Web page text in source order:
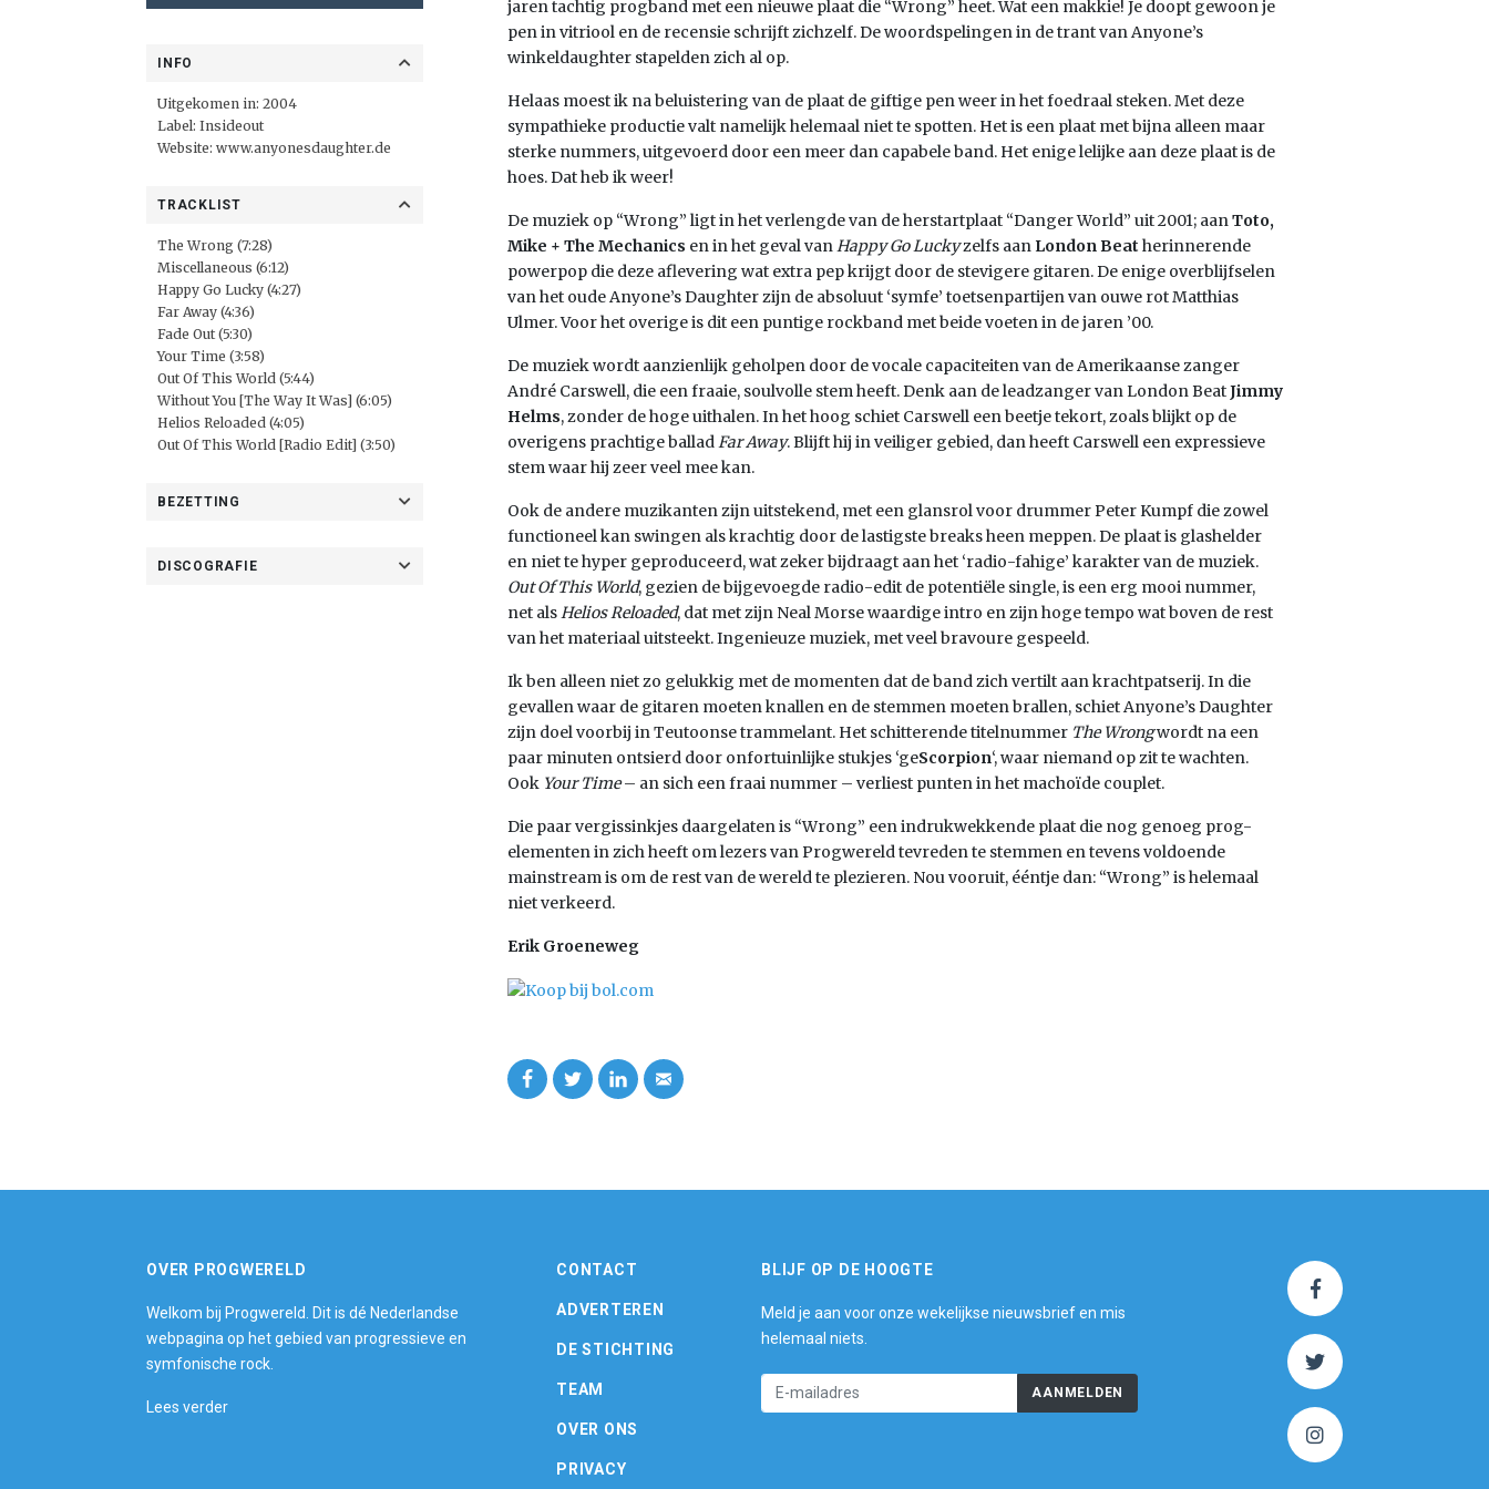
INFO
Uitgekomen in: 2004
Label: Insideout
Website: www.anyonesdaughter.de
TRACKLIST
The Wrong (7:28)
Miscellaneous (6:12)
Happy Go Lucky (4:27)
Far Away (4:36)
Fade Out (5:30)
Your Time (3:58)
Out Of This World (5:44)
Without You [The Way It Was] (6:05)
Helios Reloaded (4:05)
Out Of This World [Radio Edit] (3:50)
BEZETTING
DISCOGRAFIE
jaren tachtig progband met een nieuwe plaat die “Wrong” heet. Wat een makkie! Je doopt gewoon je
pen in vitriool en de recensie schrijft zichzelf. De woordspelingen in de trant van Anyone’s
winkeldaughter stapelden zich al op.
Helaas moest ik na beluistering van de plaat de giftige pen weer in het foedraal steken. Met deze
sympathieke productie valt namelijk helemaal niet te spotten. Het is een plaat met bijna alleen maar
sterke nummers, uitgevoerd door een meer dan capabele band. Het enige lelijke aan deze plaat is de
hoes. Dat heb ik weer!
De muziek op “Wrong” ligt in het verlengde van de herstartplaat “Danger World” uit 2001; aanToto,
Mike + The Mechanics en in het geval vanHappy Go Luckyzelfs aan London Beat herinnerende
powerpop die deze aflevering wat extra pep krijgt door de stevigere gitaren. De enige overblijfselen
van het oude Anyone’s Daughter zijn de absoluut ‘symfe’ toetsenpartijen van ouwe rot Matthias
Ulmer. Voor het overige is dit een puntige rockband met beide voeten in de jaren ’00.
De muziek wordt aanzienlijk geholpen door de vocale capaciteiten van de Amerikaanse zanger
André Carswell, die een fraaie, soulvolle stem heeft. Denk aan de leadzanger van London BeatJimmy
Helms, zonder de hoge uithalen. In het hoog schiet Carswell een beetje tekort, zoals blijkt op de
overigens prachtige balladFar Away. Blijft hij in veiliger gebied, dan heeft Carswell een expressieve
stem waar hij zeer veel mee kan.
Ook de andere muzikanten zijn uitstekend, met een glansrol voor drummer Peter Kumpf die zowel
functioneel kan swingen als krachtig door de lastigste breaks heen meppen. De plaat is glashelder
en niet te hyper geproduceerd, wat zeker bijdraagt aan het ‘radio-fahige’ karakter van de muziek.
Out Of This World, gezien de bijgevoegde radio-edit de potentiële single, is een erg mooi nummer,
net alsHelios Reloaded, dat met zijn Neal Morse waardige intro en zijn hoge tempo wat boven de rest
van het materiaal uitsteekt. Ingenieuze muziek, met veel bravoure gespeeld.
Ik ben alleen niet zo gelukkig met de momenten dat de band zich vertilt aan krachtpatserij. In die
gevallen waar de gitaren moeten knallen en de stemmen moeten brallen, schiet Anyone’s Daughter
zijn doel voorbij in Teutoonse trammelant. Het schitterende titelnummer The Wrongwordt na een
paar minuten ontsierd door onfortuinlijke stukjes ‘geScorpion‘, waar niemand op zit te wachten.
Ook Your Time– an sich een fraai nummer – verliest punten in het machoïde couplet.
Die paar vergissinkjes daargelaten is “Wrong” een indrukwekkende plaat die nog genoeg prog-
elementen in zich heeft om lezers van Progwereld tevreden te stemmen en tevens voldoende
mainstream is om de rest van de wereld te plezieren. Nou vooruit, ééntje dan: “Wrong” is helemaal
niet verkeerd.
Erik Groeneweg
OVER PROGWERELD
Welkom bij Progwereld. Dit is dé Nederlandse
webpagina op het gebied van progressieve en
symfonische rock.
Lees verder
CONTACT
ADVERTEREN
DE STICHTING
TEAM
OVER ONS
PRIVACY
BLIJF OP DE HOOGTE
Meld je aan voor onze wekelijkse nieuwsbrief en mis
helemaal niets.
AANMELDEN